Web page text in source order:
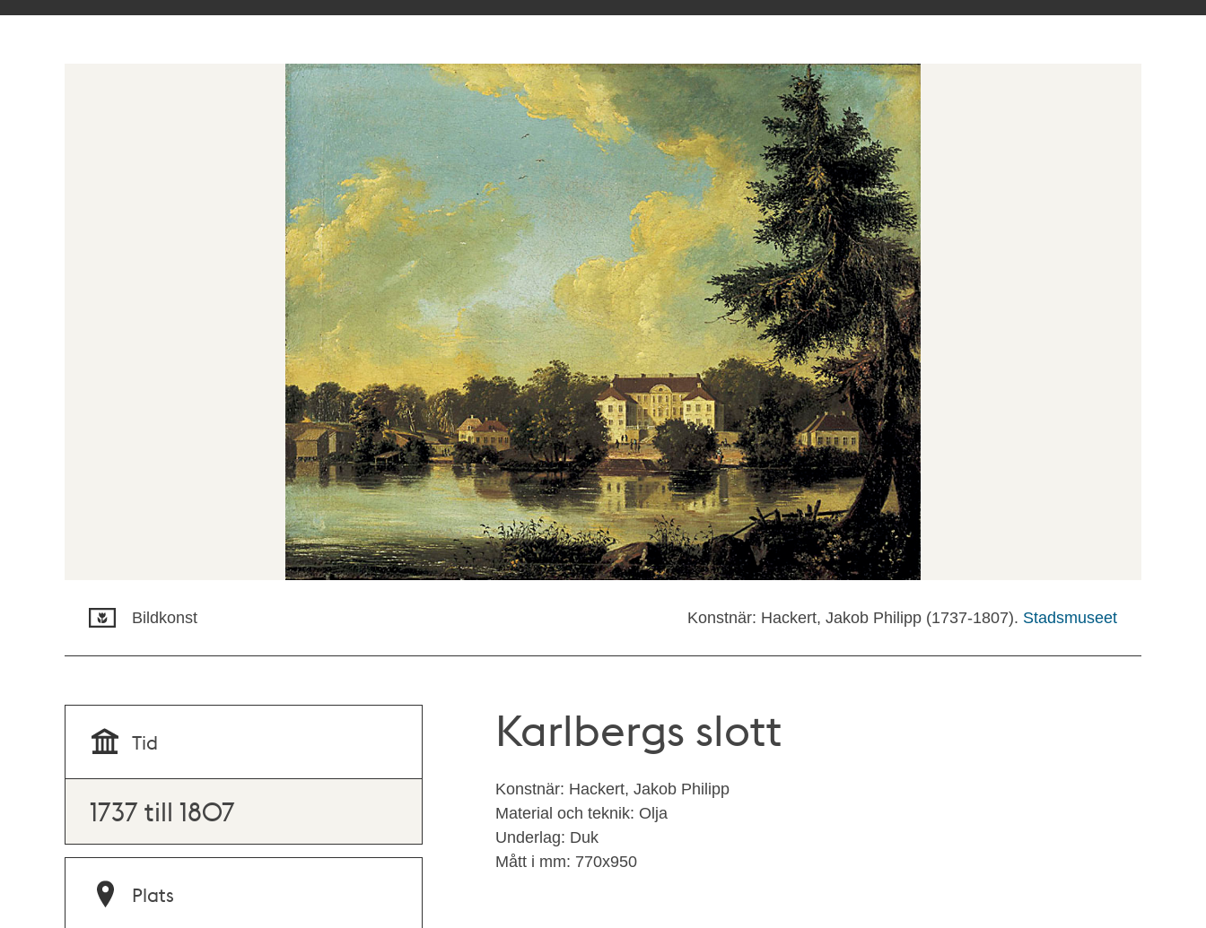
Bildkonst Konstnär: Hackert, Jakob Philipp (1737-1807). Stadsmuseet
Karlbergs slott
Konstnär: Hackert, Jakob Philipp
Material och teknik: Olja
Underlag: Duk
Mått i mm: 770x950
Tid
1737 till 1807
Plats